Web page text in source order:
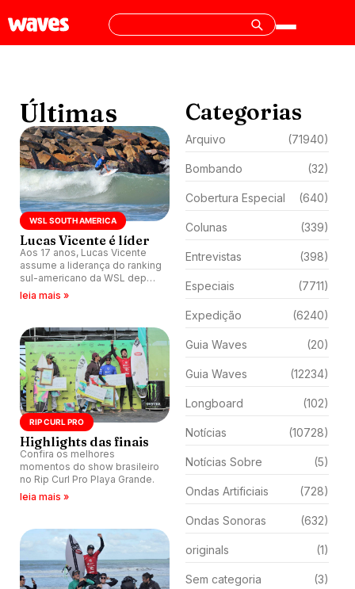
Últimas
WSL SOUTH AMERICA
Lucas Vicente é líder
Aos 17 anos, Lucas Vicente
assume a liderança do ranking
sul-americano da WSL depois
do vice-campeonato na
leia mais »
RIP CURL PRO
Highlights das finais
Confira os melhores
momentos do show brasileiro
no Rip Curl Pro Playa Grande.
leia mais »
Categorias
Arquivo (71940)
Bombando (32)
Cobertura Especial (640)
Colunas (339)
Entrevistas (398)
Especiais (7711)
Expedição (6240)
Guia Waves (20)
Guia Waves (12234)
Longboard (102)
Notícias (10728)
Notícias Sobre (5)
Ondas Artificiais (728)
Ondas Sonoras (632)
originals (1)
Sem categoria (3)